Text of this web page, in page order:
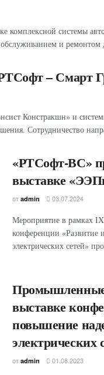
комплексной системы
и ремонтом
– Смарт
Констракшн» и
Сотрудничество
«РТСофт-ВС»
выставке
от admin 03.07.2024
Мероприятие в рамках
конференции «Развитие
электрических сетей»
выставке
повышение
электрических
от admin 01.08.2023